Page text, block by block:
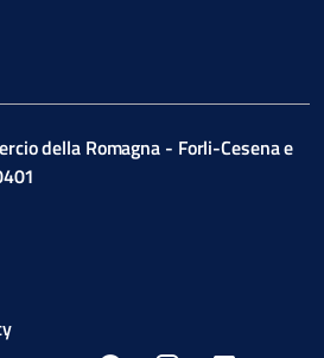
della Romagna - Forli-Cesena e